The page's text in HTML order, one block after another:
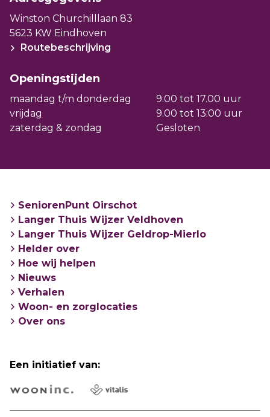
alleenstaanden van 18 tot 30 jaar.
Winston Churchilllaan 83
5623 KW Eindhoven
Routebeschrijving
Openingstijden
maandag t/m donderdag
9.00 tot 17.00 uur
vrijdag
9.00 tot 13:00 uur
zaterdag & zondag
Gesloten
SeniorenPunt Oirschot
Langer Thuis Wijzer Veldhoven
Langer Thuis Wijzer Geldrop-Mierlo
Helder over
Hoe wij helpen
Nieuws
Verhalen
Woon- en zorglocaties
Over ons
Een initiatief van: